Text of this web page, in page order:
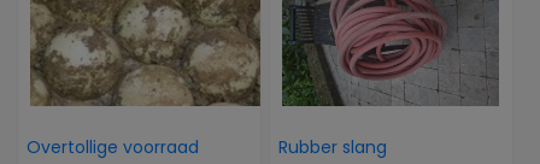
Overtollige voorraad
Rubber slang